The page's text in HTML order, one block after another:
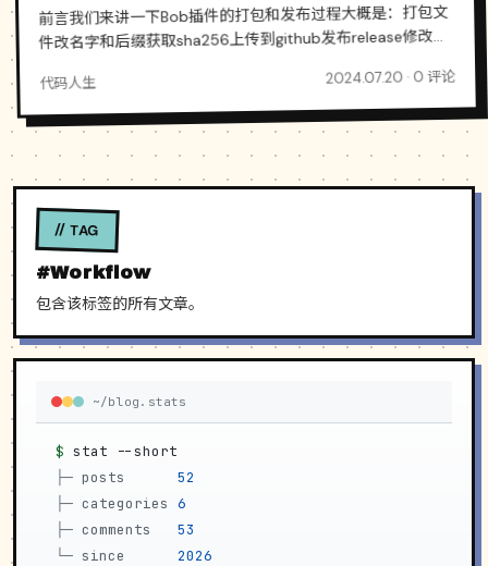
前言我们来讲一下Bob插件的打包和发布过程大概是：打包文
件改名字和后缀获取sha256上传到github发布release修改
appcast.json文件上传到github.....差不多就是这样，是不是感
觉好麻烦...
代码人生 2024.07.20 · 0 评论
// TAG
#Workflow
包含该标签的所有文章。
~/blog.stats
$ stat --short
├─ posts
52
├─ categories 6
├─ comments
53
└─ since 2026